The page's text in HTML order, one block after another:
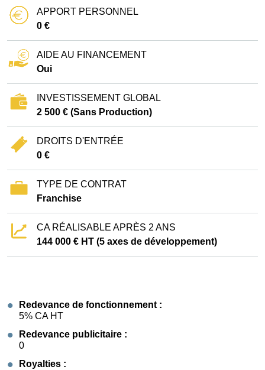
APPORT PERSONNEL
0 €
AIDE AU FINANCEMENT
Oui
INVESTISSEMENT GLOBAL
2 500 € (Sans Production)
DROITS D'ENTRÉE
0 €
TYPE DE CONTRAT
Franchise
CA RÉALISABLE APRÈS 2 ANS
144 000 € HT (5 axes de développement)
Redevance de fonctionnement :
5% CA HT
Redevance publicitaire :
0
Royalties :